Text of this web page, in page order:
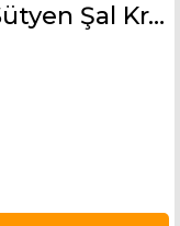
ModaCar Dolap İçi Askı Sütyen Şal Kravat Kemer Çanta 720103